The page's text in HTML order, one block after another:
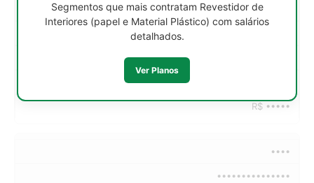
R$ •••••
R$ •••••
••••
•••••••••••••••
Segmentos que mais contratam Revestidor de
Interiores (papel e Material Plástico) com salários
detalhados.
Ver Planos